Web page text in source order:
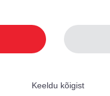
Keeldu kõigist